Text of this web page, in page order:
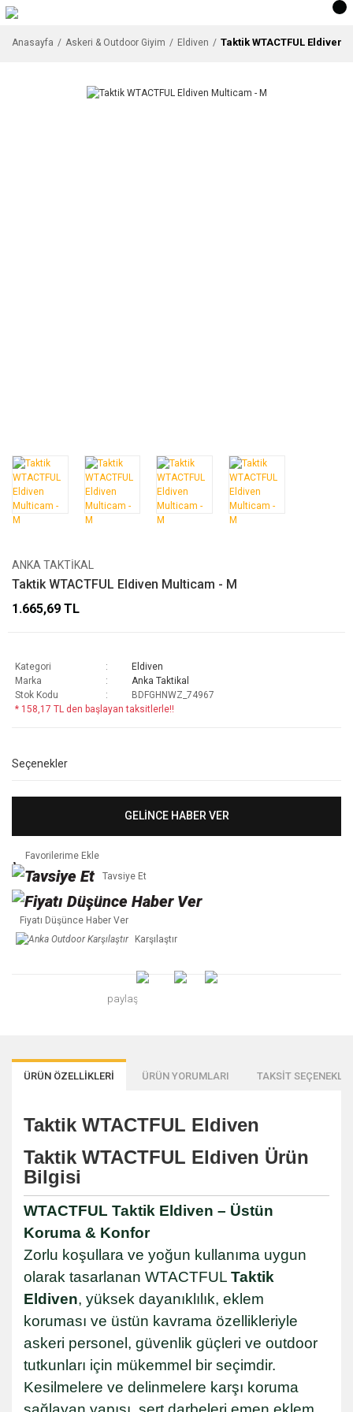
Anasayfa Askeri & Outdoor Giyim Eldiven Taktik WTACTFUL Eldiven
ANKA TAKTIKAL
Taktik WTACTFUL Eldiven Multicam - M
1.665,69 TL
Kategori
Eldiven
Marka
Anka Taktikal
Stok Kodu
BDFGHNWZ_74967
* 158,17 TL den başlayan taksitlerle!!
Seçenekler
GELİNCE HABER VER
Tavsiye Et
Fiyatı Düşünce Haber Ver
Karşılaştır
paylaş
ÜRÜN ÖZELLİKLERİ ÜRÜN YORUMLARI TAKSİT
Taktik WTACTFUL Eldiven
Taktik WTACTFUL Eldiven Ürün
Bilgisi
WTACTFUL Taktik Eldiven – Üstün
Koruma & Konfor
Zorlu koşullara ve yoğun kullanıma uygun
olarak tasarlanan WTACTFUL Taktik
Eldiven, yüksek dayanıklılık, eklem
koruması ve üstün kavrama özellikleriyle
askeri personel, güvenlik güçleri ve outdoor
tutkunları için mükemmel bir seçimdir.
Kesilmelere ve delinmelere karşı koruma